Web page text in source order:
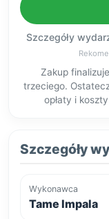
Szczegóły
Zakup
trzeciego.
opłaty i
Szczegóły
Wykonawca
Tame Impala